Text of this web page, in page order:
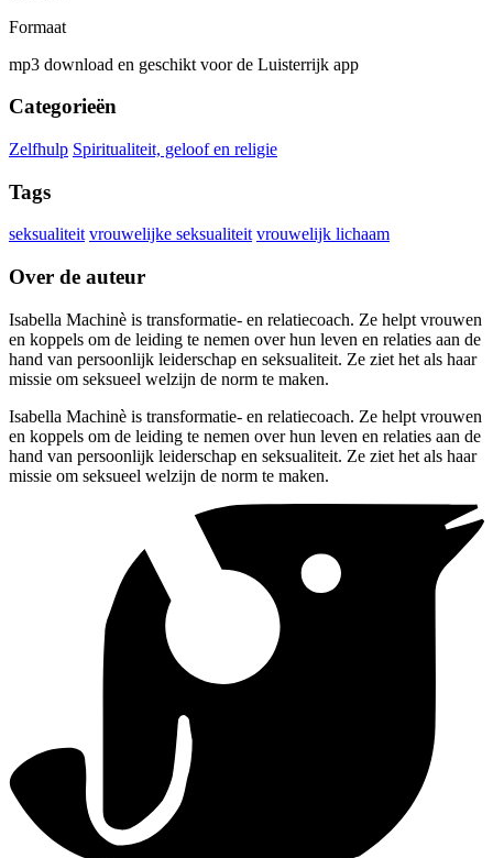
Formaat
mp3 download en geschikt voor de Luisterrijk app
Categorieën
Zelfhulp Spiritualiteit, geloof en religie
Tags
seksualiteit vrouwelijke seksualiteit vrouwelijk lichaam
Over de auteur
Isabella Machinè is transformatie- en relatiecoach. Ze helpt vrouwen
en koppels om de leiding te nemen over hun leven en relaties aan de
hand van persoonlijk leiderschap en seksualiteit. Ze ziet het als haar
missie om seksueel welzijn de norm te maken.
Isabella Machinè is transformatie- en relatiecoach. Ze helpt vrouwen
en koppels om de leiding te nemen over hun leven en relaties aan de
hand van persoonlijk leiderschap en seksualiteit. Ze ziet het als haar
missie om seksueel welzijn de norm te maken.